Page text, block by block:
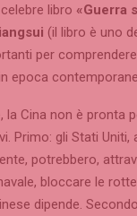
libro «Guerra
(il libro è uno
per
epoca
la Cina non è pronta
Primo: gli Stati Uniti,
potrebbero,
bloccare le
dipende.